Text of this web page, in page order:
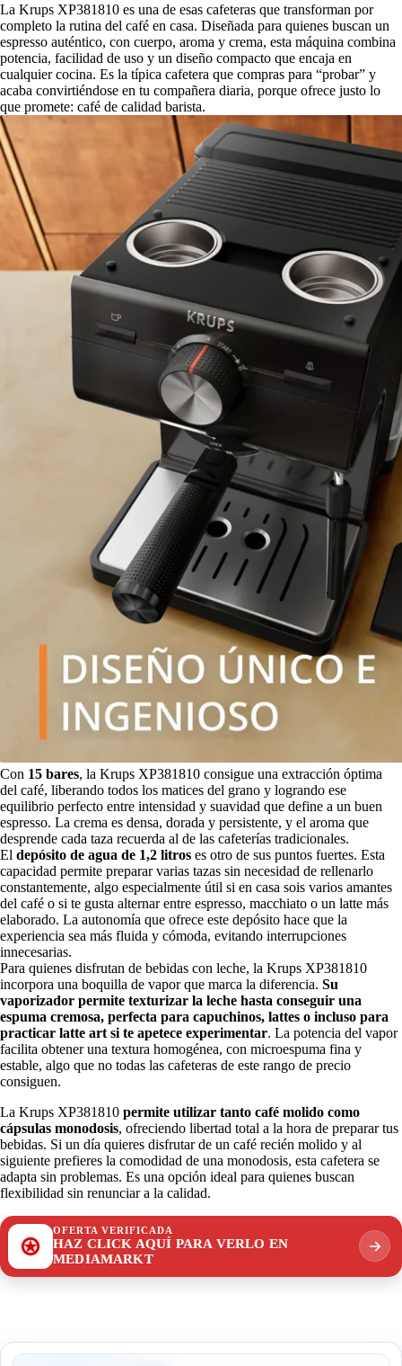
La Krups XP381810 es una de esas cafeteras que transforman por
completo la rutina del café en casa. Diseñada para quienes buscan un
espresso auténtico, con cuerpo, aroma y crema, esta máquina combina
potencia, facilidad de uso y un diseño compacto que encaja en
cualquier cocina. Es la típica cafetera que compras para “probar” y
acaba convirtiéndose en tu compañera diaria, porque ofrece justo lo
que promete: café de calidad barista.
Con 15 bares, la Krups XP381810 consigue una extracción óptima
del café, liberando todos los matices del grano y logrando ese
equilibrio perfecto entre intensidad y suavidad que define a un buen
espresso. La crema es densa, dorada y persistente, y el aroma que
desprende cada taza recuerda al de las cafeterías tradicionales.
El depósito de agua de 1,2 litros es otro de sus puntos fuertes. Esta
capacidad permite preparar varias tazas sin necesidad de rellenarlo
constantemente, algo especialmente útil si en casa sois varios amantes
del café o si te gusta alternar entre espresso, macchiato o un latte más
elaborado. La autonomía que ofrece este depósito hace que la
experiencia sea más fluida y cómoda, evitando interrupciones
innecesarias.
Para quienes disfrutan de bebidas con leche, la Krups XP381810
incorpora una boquilla de vapor que marca la diferencia. Su
vaporizador permite texturizar la leche hasta conseguir una
espuma cremosa, perfecta para capuchinos, lattes o incluso para
practicar latte art si te apetece experimentar. La potencia del vapor
facilita obtener una textura homogénea, con microespuma fina y
estable, algo que no todas las cafeteras de este rango de precio
consiguen.
La Krups XP381810 permite utilizar tanto café molido como
cápsulas monodosis, ofreciendo libertad total a la hora de preparar tus
bebidas. Si un día quieres disfrutar de un café recién molido y al
siguiente prefieres la comodidad de una monodosis, esta cafetera se
adapta sin problemas. Es una opción ideal para quienes buscan
flexibilidad sin renunciar a la calidad.
OFERTA VERIFICADA
HAZ CLICK AQUÍ PARA VERLO EN
MEDIAMARKT